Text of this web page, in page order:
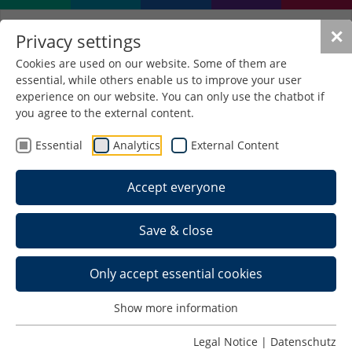
✕
Privacy settings
Cookies are used on our website. Some of them are
essential, while others enable us to improve your user
experience on our website. You can only use the chatbot if
you agree to the external content.
Essential Analytics External Content
Accept everyone
Save & close
Only accept essential cookies
Show more information
Legal Notice | Datenschutz